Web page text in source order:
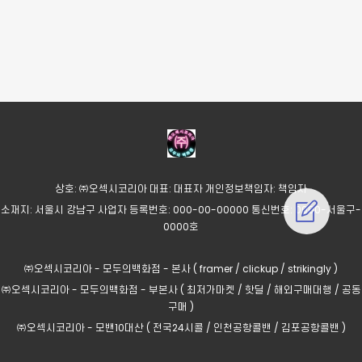
상호: ㈜오섹시코리아 대표: 대표자 개인정보책임자: 책임자
소재지: 서울시 강남구 사업자 등록번호: 000-00-00000 통신번호: 0000-서울구-
0000호
㈜오섹시코리아 - 모두의백화점 - 본사 ( framer / clickup / strikingly )
㈜오섹시코리아 - 모두의백화점 - 부본사( 최저가마켓 / 핫딜 / 해외구매대행 / 공동
구매 )
㈜오섹시코리아 - 모밴10대산( 전국24시콜 / 인천공항콜밴 / 김포공항콜밴 )